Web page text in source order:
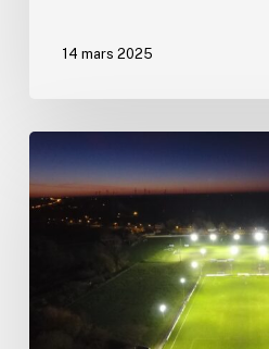
14 mars 2025
Mise
en
service
d’une
d’éclairage